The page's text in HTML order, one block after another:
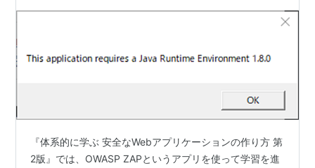
『体系的に学ぶ 安全なWebアプリケーションの作り方 第
2版』では、OWASP ZAPというアプリを使って学習を進